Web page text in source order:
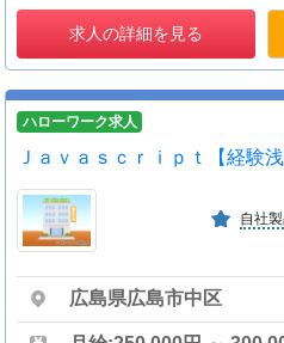
求人の詳細を見る
ハローワーク求人
Ｊａｖａｓｃｒｉｐｔ【経験
広島県広島市中区